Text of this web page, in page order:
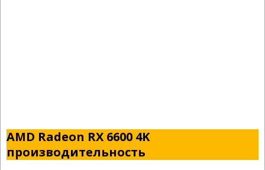
AMD Radeon RX 6600 4K
производительность